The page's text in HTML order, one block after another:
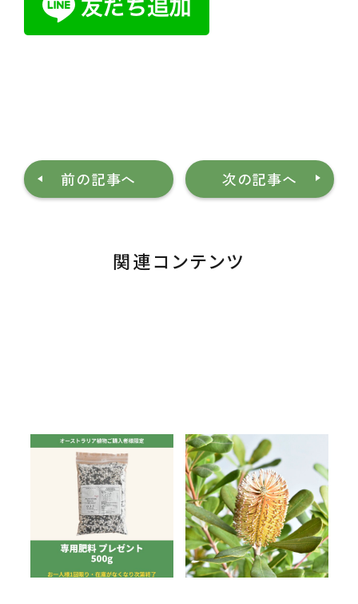
前の記事へ 次の記事へ
関連コンテンツ
オーストラリア植物を
お迎えの方へ、専用肥
料をプレゼントします
2026.07.27
オンラインショップ
最新の読み物
肥料
バンクシア咲きやすい
品種ランキング6選｜栽
培実績で比較
2026.07.16
オンラインショップ
バンクシア
最新の読み物